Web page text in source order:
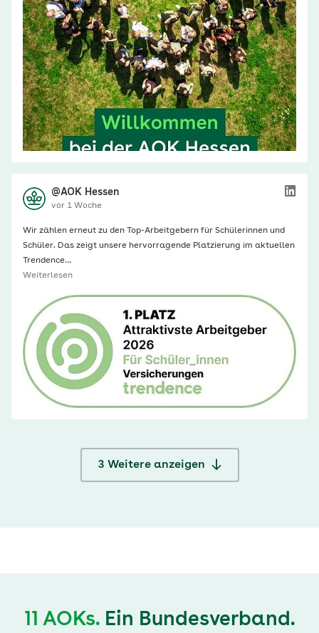
@AOK Hessen
vor 1 Woche
Wir zählen erneut zu den Top-Arbeitgebern für Schülerinnen und
Schüler. Das zeigt unsere hervorragende Platzierung im aktuellen
Trendence…
Weiterlesen
3 Weitere anzeigen
11 AOKs.Ein Bundesverband.